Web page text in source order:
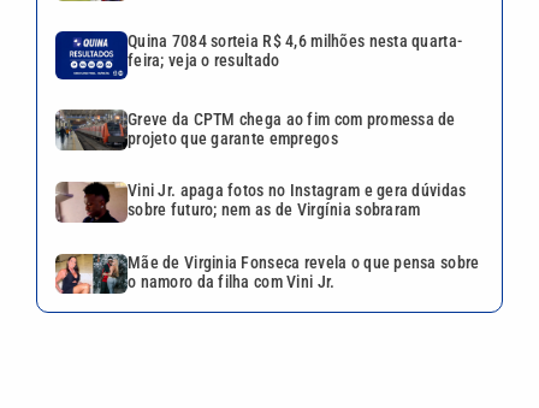
Quina 7084 sorteia R$ 4,6 milhões nesta quarta-
feira; veja o resultado
Greve da CPTM chega ao fim com promessa de
projeto que garante empregos
Vini Jr. apaga fotos no Instagram e gera dúvidas
sobre futuro; nem as de Virgínia sobraram
Mãe de Virginia Fonseca revela o que pensa sobre
o namoro da filha com Vini Jr.